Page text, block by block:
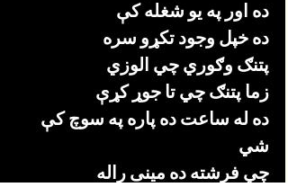
ده اور په یو شغله کې
ده خپل وجود تکړو سره
پتنګ وګوري چي الوزي
زما پتنګ چي تا جوړ کړې
ده له ساعت ده پاره په سوچ کې
شي
چي فرشته ده مينی راله